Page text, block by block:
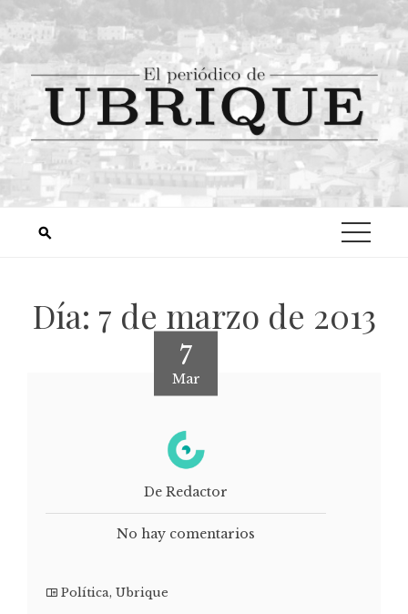
Día: 7 de marzo de 2013
7
Mar
De Redactor
No hay comentarios
Política, Ubrique